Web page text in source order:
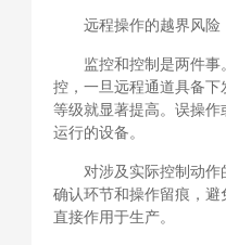
远程操作的越界风险
监控和控制是两件
控，一旦远程通道具备
等级就显著提高。误操
运行的设备。
对涉及实际控制动
确认环节和操作留痕，
直接作用于生产。